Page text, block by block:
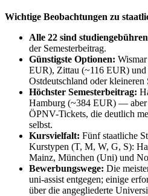
Wichtige Beobachtungen zu
Alle 22 sind
der Semesterbeitrag.
Günstigste Optionen:
EUR), Zittau (~116 EUR)
Ostdeutschland oder kleineren
Höchster Semesterbeitrag:
Hamburg (~384 EUR) — aber
ÖPNV-Tickets, die deutlich
selbst.
Kursvielfalt: Fünf staatliche
Kurstypen (T, M, W, G, S):
Mainz, München (Uni) und
Bewerbungswege: Die
uni-assist entgegen; einige
über die angegliederte